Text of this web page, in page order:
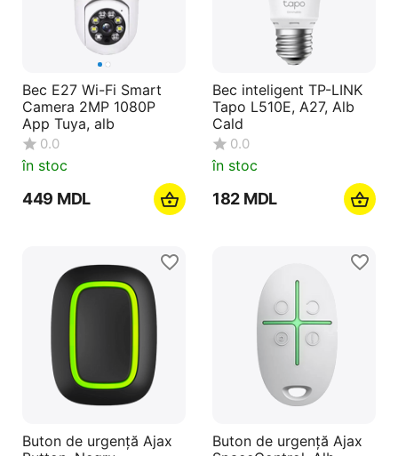
Bec E27 Wi-Fi Smart
Camera 2MP 1080P
App Tuya, alb
0.0
în stoc
‍449‍ MDL
Bec inteligent TP-LINK
Tapo L510E, A27, Alb
Cald
0.0
în stoc
‍182‍ MDL
Buton de urgență Ajax
Buton de urgență Ajax